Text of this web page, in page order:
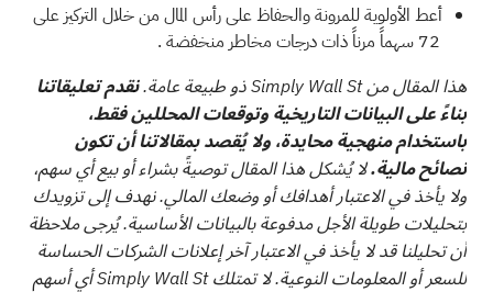
أعط الأولوية للمرونة والحفاظ على رأس المال من خلال التركيز على
72 سهماً مرناً ذات درجات مخاطر منخفضة
.
هذا المقال من Simply Wall St ذو طبيعة عامة.
نقدم تعليقاتنا
بناءً على البيانات التاريخية وتوقعات المحللين فقط،
باستخدام منهجية محايدة، ولا يُقصد بمقالاتنا أن تكون
نصائح مالية.لا يُشكل هذا المقال توصيةً بشراء أو بيع أي سهم،
ولا يأخذ في الاعتبار أهدافك أو وضعك المالي. نهدف إلى تزويدك
بتحليلات طويلة الأجل مدفوعة بالبيانات الأساسية. يُرجى ملاحظة
أن تحليلنا قد لا يأخذ في الاعتبار آخر إعلانات الشركات الحساسة
للسعر أو المعلومات النوعية. لا تمتلك Simply Wall St أي أسهم